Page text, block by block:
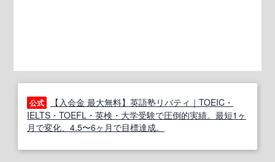
公式
【入会金 最大無料】英語塾リバティ｜TOEIC・
IELTS・TOEFL・英検・大学受験で圧倒的実績。最短1ヶ
月で変化、4.5〜6ヶ月で目標達成。